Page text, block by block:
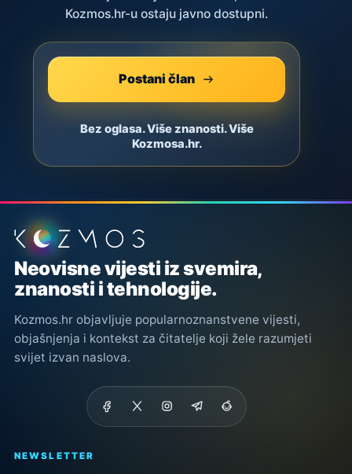
Kozmos.hr-u ostaju javno dostupni.
Postani član
Bez oglasa. Više znanosti. Više
Kozmosa.hr.
Podnožje stranice
Neovisne vijesti iz svemira,
znanosti i tehnologije.
Kozmos.hr objavljuje popularnoznanstvene vijesti,
objašnjenja i kontekst za čitatelje koji žele razumjeti
svijet izvan naslova.
NEWSLETTER